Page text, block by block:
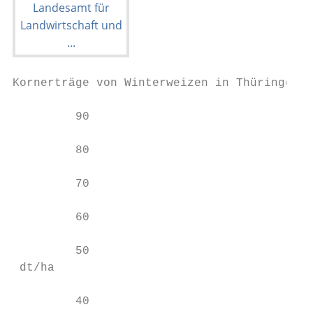
Kornerträge von Winterweizen in Thüringen
         90
         80
         70
         60
         50
dt/ha
         40